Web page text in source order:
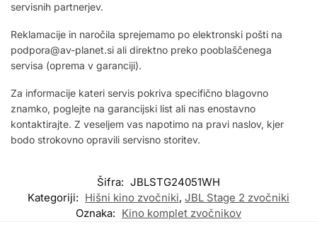
servisnih partnerjev.
Reklamacije in naročila sprejemamo po elektronski pošti na
podpora@av-planet.si ali direktno preko pooblaščenega
servisa (oprema v garanciji).
Za informacije kateri servis pokriva specifično blagovno
znamko, poglejte na garancijski list ali nas enostavno
kontaktirajte. Z veseljem vas napotimo na pravi naslov, kjer
bodo strokovno opravili servisno storitev.
Šifra: JBLSTG24051WH
Kategoriji: Hišni kino zvočniki, JBL Stage 2 zvočniki
Oznaka: Kino komplet zvočnikov